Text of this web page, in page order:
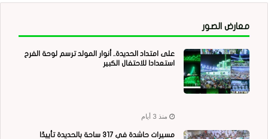
معارض الصور
على امتداد الحديدة.. أنوار المولد ترسم لوحة الفرح
استعدادا للاحتفال الكبير
منذ 3 أيام
مسيرات حاشدة في 317 ساحة بالحديدة تأييدًا